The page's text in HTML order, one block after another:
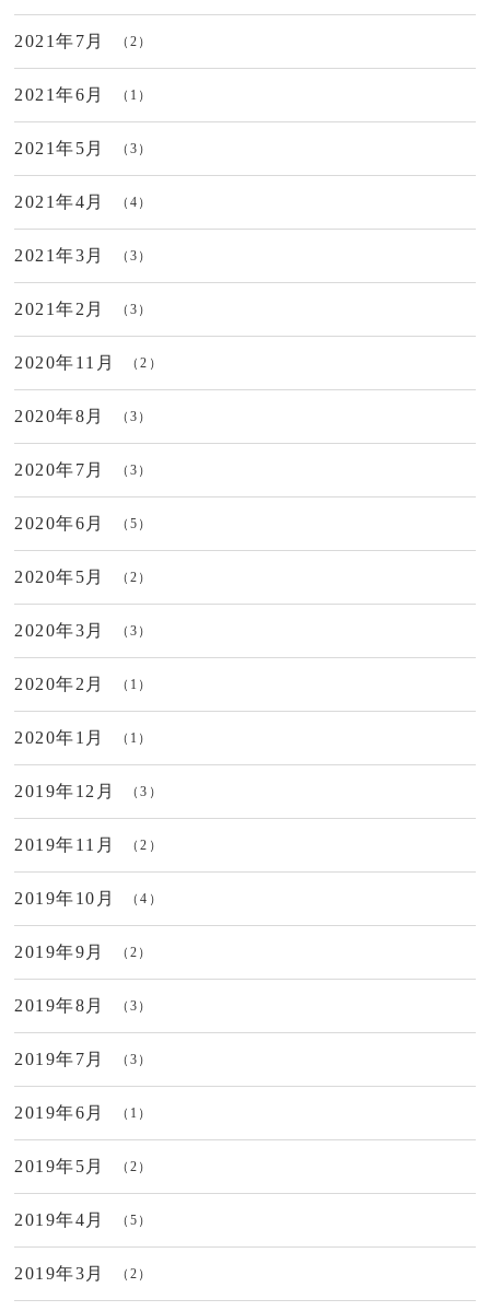
2021年7月 （2）
2021年6月 （1）
2021年5月 （3）
2021年4月 （4）
2021年3月 （3）
2021年2月 （3）
2020年11月 （2）
2020年8月 （3）
2020年7月 （3）
2020年6月 （5）
2020年5月 （2）
2020年3月 （3）
2020年2月 （1）
2020年1月 （1）
2019年12月 （3）
2019年11月 （2）
2019年10月 （4）
2019年9月 （2）
2019年8月 （3）
2019年7月 （3）
2019年6月 （1）
2019年5月 （2）
2019年4月 （5）
2019年3月 （2）